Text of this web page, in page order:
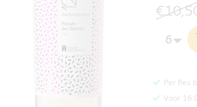
Per fles
Voor